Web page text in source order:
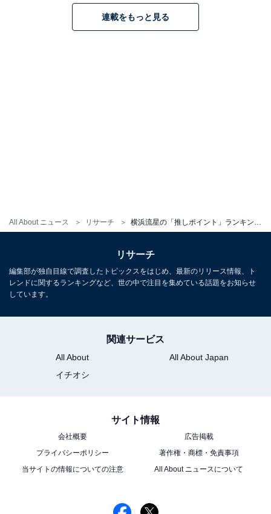
All About ニュース リサーチ
こちらもおすすめ
【横浜流星】ハマり役だと思ったドラマランキ
ング！ 2位『着飾る恋には理由があって』を抑
連載をもっと見る
リサーチ
編集部が独自目線で調査したトピックスをはじめ、最新のリリース情報、ト
レンドに関するランキングなど、世の中で注目を集めている話題をお知らせ
しています。
関連サービス
All About
All About Japan
イチオシ
サイト情報
会社概要
広告掲載
プライバシーポリシー
著作権・商標・免責事項
当サイトの情報についての注意
All About ニュースについて